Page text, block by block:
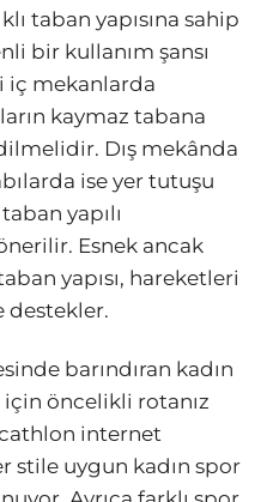
taban yapısına sahip
bir kullanım şansı
iç mekanlarda
kaymaz tabana
Dış mekânda
ise yer tutuşu
yapılı
Esnek ancak
yapısı, hareketleri
destekler.
barındıran kadın
öncelikli rotanız
internet
stile uygun kadın spor